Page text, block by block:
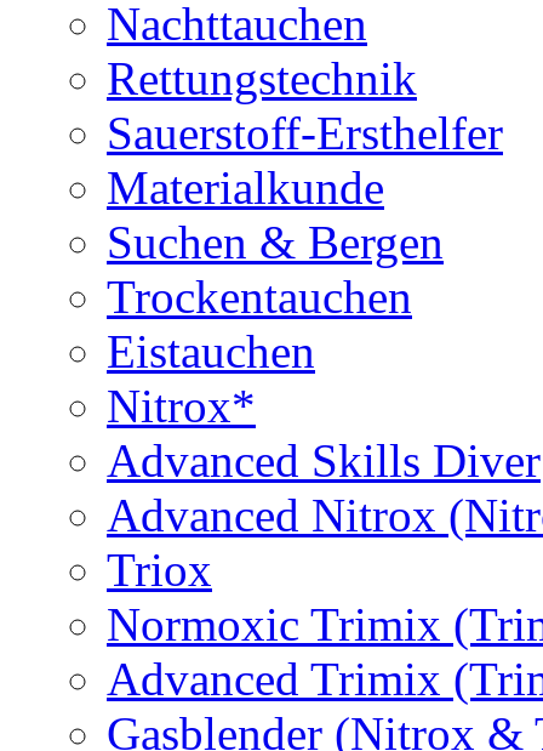
Nachttauchen
Rettungstechnik
Sauerstoff-Ersthelfer
Materialkunde
Suchen & Bergen
Trockentauchen
Eistauchen
Nitrox*
Advanced Skills Diver
Advanced Nitrox
Triox
Normoxic Trimix
Advanced Trimix
Gasblender (Nitrox